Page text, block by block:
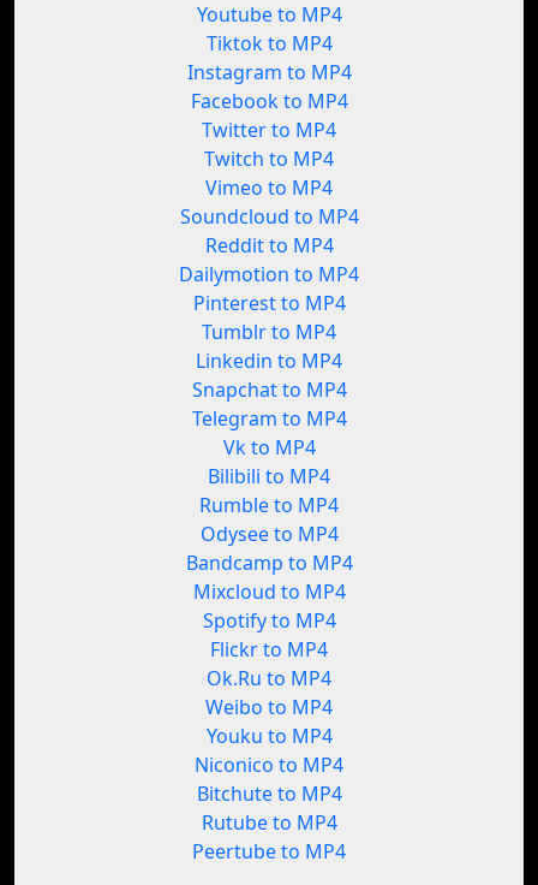
Youtube to MP4
Tiktok to MP4
Instagram to MP4
Facebook to MP4
Twitter to MP4
Twitch to MP4
Vimeo to MP4
Soundcloud to MP4
Reddit to MP4
Dailymotion to MP4
Pinterest to MP4
Tumblr to MP4
Linkedin to MP4
Snapchat to MP4
Telegram to MP4
Vk to MP4
Bilibili to MP4
Rumble to MP4
Odysee to MP4
Bandcamp to MP4
Mixcloud to MP4
Spotify to MP4
Flickr to MP4
Ok.Ru to MP4
Weibo to MP4
Youku to MP4
Niconico to MP4
Bitchute to MP4
Rutube to MP4
Peertube to MP4